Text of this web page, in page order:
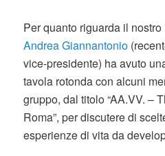
Per quanto riguarda il
Andrea Giannantonio
vice-presidente) ha avuto
tavola rotonda con alcuni
gruppo, dal titolo “AA.VV. –
Roma”, per discutere di
esperienze di vita da